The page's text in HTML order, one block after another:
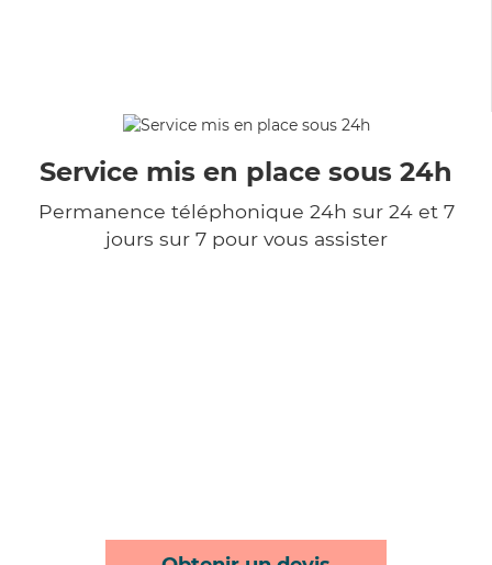
Service mis en place sous 24h
Permanence téléphonique 24h sur 24 et 7
jours sur 7 pour vous assister